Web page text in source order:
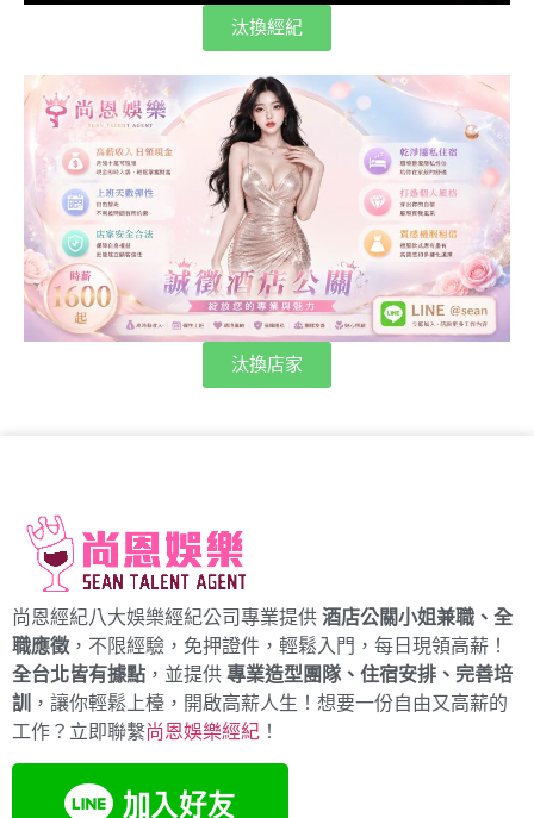
汰換經紀
汰換店家
尚恩經紀八大娛樂經紀公司專業提供 酒店公關小姐兼職、全
職應徵 ，不限經驗，免押證件，輕鬆入門，每日現領高薪！
全台北皆有據點 ，並提供 專業造型團隊、住宿安排、完善培
訓
，讓你輕鬆上檯，開啟高薪人生！想要一份自由又高薪的
工作？立即聯繫尚恩娛樂經紀 ！